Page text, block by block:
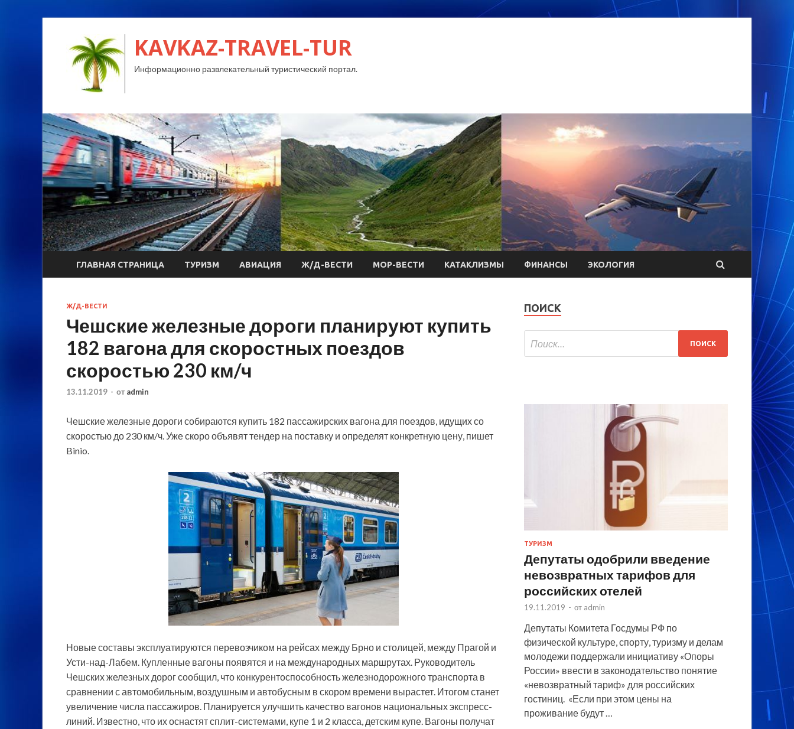
KAVKAZ-TRAVEL-TUR
Информационно развлекательный туристический портал.
ГЛАВНАЯ СТРАНИЦА ТУРИЗМ АВИАЦИЯ Ж/Д-ВЕСТИ МОР-ВЕСТИ КАТАКЛИЗМЫ ФИНАНСЫ ЭКОЛОГИЯ
Ж/Д-ВЕСТИ
Чешские железные дороги планируют купить
182 вагона для скоростных поездов
скоростью 230 км/ч
13.11.2019 - от admin
Чешские железные дороги собираются купить 182 пассажирских вагона для поездов, идущих со
скоростью до 230 км/ч. Уже скоро объявят тендер на поставку и определят конкретную цену, пишет
Binio.
Новые составы эксплуатируются перевозчиком на рейсах между Брно и столицей, между Прагой и
Усти-над-Лабем. Купленные вагоны появятся и на международных маршрутах. Руководитель
Чешских железных дорог сообщил, что конкурентоспособность железнодорожного транспорта в
сравнении с автомобильным, воздушным и автобусным в скором времени вырастет. Итогом станет
увеличение числа пассажиров. Планируется улучшить качество вагонов национальных экспресс-
линий. Известно, что их оснастят сплит-системами, купе 1 и 2 класса, детским купе. Вагоны получат
ПОИСК
ТУРИЗМ
Депутаты одобрили введение
невозвратных тарифов для
российских отелей
19.11.2019 - от admin
Депутаты Комитета Госдумы РФ по
физической культуре, спорту, туризму и делам
молодежи поддержали инициативу «Опоры
России» ввести в законодательство понятие
«невозвратный тариф» для российских
гостиниц. «Если при этом цены на
проживание будут …